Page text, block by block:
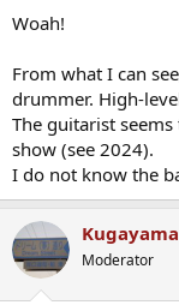
Woah!
From what I can
drummer. High-
The guitarist
show (see 2024).
I do not know the
Kugayama
Moderator